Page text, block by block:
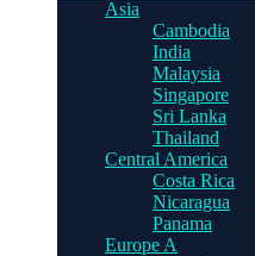
Asia
Cambodia
India
Malaysia
Singapore
Sri Lanka
Thailand
Central America
Costa Rica
Nicaragua
Panama
Europe A